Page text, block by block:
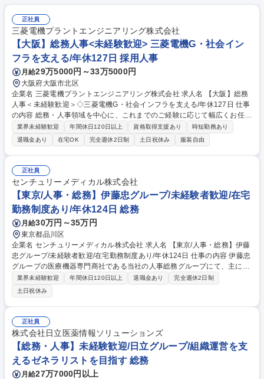
正社員
三菱電機プラントエンジニアリング株式会社
【大阪】総務人事<未経験歓迎> 三菱電機G・社会イン
フラを支える/年休127日 採用人事
月給29万5000円～33万5000円
大阪府大阪市北区
企業名 三菱電機プラントエンジニアリング株式会社 求人名 【大阪】総務
人事＜未経験歓迎＞◇三菱電機G・社会インフラを支える/年休127日 仕事
の内容 総務・人事領域を中心に、これまでのご経験に応じて幅広くお任せ
します。 ＜具体的には＞ ・総務/人事労務（給与・社保・勤怠管理など）
・採用・教育研修 ・福利厚生運用 など ※基本的には事務所勤務ですが、
採用や教育等の業務内容により、関西圏以外への日帰り・宿泊を伴う国内
出張もございます。 ※担当業務を持ちつつ、お互いに助け合いながら、総
務部という組織として協力しながら進める体制です。 募集職種 【大阪】
総務人事＜未経験歓迎＞◇三菱電機G・社会インフラを支える/年休127日
業界未経験歓迎 年間休日120日以上 資格取得支援あり
時短勤務あり
退職金あり
在宅OK 完全週休2日制 土日祝休み 服装自由
正社員
センチュリーメディカル株式会社
【東京/人事・総務】伊藤忠グループ/未経験者歓迎/在宅
勤務制度あり/年休124日 総務
月給30万円～35万円
東京都品川区
企業名 センチュリーメディカル株式会社 求人名 【東京/人事・総務】伊藤
忠グループ/未経験者歓迎/在宅勤務制度あり/年休124日 仕事の内容 伊藤忠
グループの医療機器専門商社である当社の人事総務グループにて、主に以
下の業務をご担当いただきます。 ■採用業務全般（新卒・中途・派遣）■
人材育成・研修の企画・運営 ■評価・表彰制度の運用 ■人事制度の運用・
改善 ■社内コミュニケーション施策の企画・推進 ■業務の効率化・DX推進
※将来的には、人事総務グループ全体の以下の業務にも携わっていただき
ます。 ■労務業務全般（給与計算、社会保険手続き、福利厚生、勤怠管理
等） ■総務業務全般（社有車管理、社宅管理、施設管理 等） 募集職種
【東京/人事・総務】伊藤忠グループ/未経験者歓迎/在宅勤務制度あり/年休
124日
業界未経験歓迎 年間休日120日以上 退職金あり
完全週休2日制
土日祝休み
正社員
株式会社日立医薬情報ソリューションズ
【総務・人事】未経験歓迎/日立グループ/組織運営を支
えるゼネラリストを目指す 総務
月給27万7000円以上